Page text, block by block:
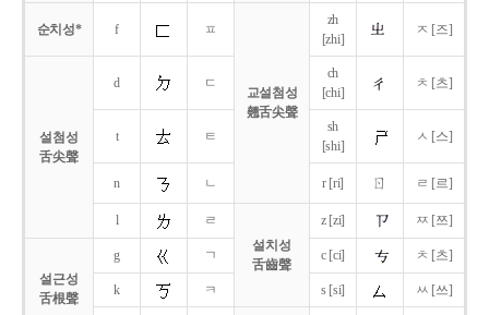
순치성* f ㅍ
교설첨성
翹舌尖聲
zh
[zhi]
ㅈ [즈]
설첨성
舌尖聲
d ㄷ
ch
[chi]
ㅊ [츠]
t ㅌ
sh
[shi]
ㅅ [스]
n ㄴ r [ri] ㄖ ㄹ [르]
l
ㄹ
설치성
舌齒聲
z [zi] ㅉ [쯔]
설근성
舌根聲
g ㄱ c [ci] ㅊ [츠]
k ㅋ s [si] ㅆ [쓰]